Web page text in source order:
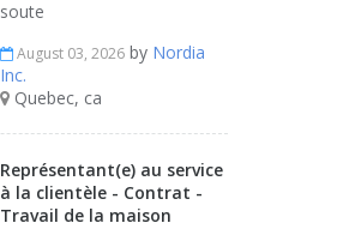
soute
August 03, 2026 by Nordia
Inc.
Quebec, ca
Représentant(e) au service
à la clientèle - Contrat -
Travail de la maison